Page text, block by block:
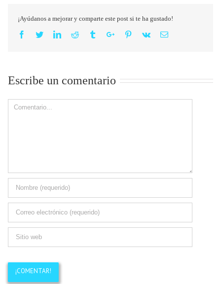
¡Ayúdanos a mejorar y comparte este post si te ha gustado!
Facebook
TwitterLinkedinReddit TumblrGoogle+Pinterest
Vk Email
Escribe un comentario
Comment